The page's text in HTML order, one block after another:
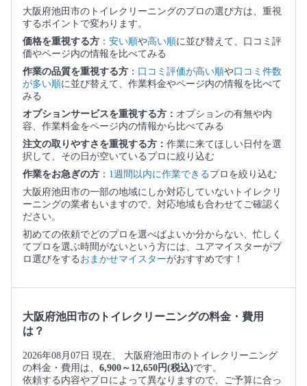
大阪府池田市のトイレクリーニングのプロの選び方は、重視
するポイントで変わります。
価格を重視する方 ： 安い順や高い順に並び替えて、口コミ評
価やページ内の情報を比べてみる
作業の品質を重視する方 ： 口コミ評価が高い順や口コミ件数
が多い順に並び替えて、作業料金やページ内の情報を比べて
みる
オプションサービスを重視する方： オプションの有無や内
容、作業料金をページ内の情報から比べてみる
注文の取りやすさを重視する方： 作業に来てほしい日付を選
択して、その日が空いているプロに絞り込む
作業をお急ぎの方 ： 1週間以内に作業できるプロを絞り込む
大阪府池田市の一部の地域にしか対応していないトイレクリ
ーニングの業者もいますので、対応地域も合わせてご確認く
ださい。
初めての依頼でどのプロを選べばよいか分からない、忙しく
てプロを選ぶ時間がないという方には、ユアマイスターがプ
ロ選びをする おまかせマイスターがおすすめです！
大阪府池田市のトイレクリーニングの料金・費用
は？
2026年08月07日 現在、 大阪府池田市のトイレクリーニング
の料金・費用は、 6,900～12,650円(税込)です。
依頼する内容やプロによって異なりますので、ご予算に合っ